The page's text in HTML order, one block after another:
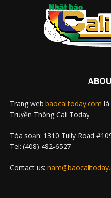
Trang web baocalitoday.com là
Truyền Thông Cali Today
Tòa soạn: 1310 Tully Road
Tel: (408) 482-6527
Contact us: